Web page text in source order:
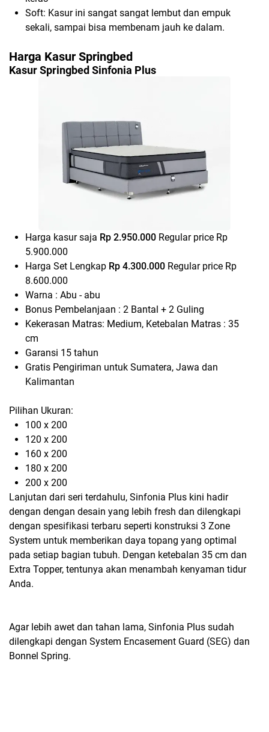
Soft: Kasur ini sangat sangat lembut dan empuk
sekali, sampai bisa membenam jauh ke dalam.
Harga Kasur Springbed
Kasur Springbed Sinfonia Plus
Harga kasur saja Rp 2.950.000 Regular price Rp
5.900.000
Harga Set Lengkap Rp 4.300.000 Regular price Rp
8.600.000
Warna : Abu - abu
Bonus Pembelanjaan : 2 Bantal + 2 Guling
Kekerasan Matras: Medium, Ketebalan Matras : 35
cm
Garansi 15 tahun
Gratis Pengiriman untuk Sumatera, Jawa dan
Kalimantan
Pilihan Ukuran:
100 x 200
120 x 200
160 x 200
180 x 200
200 x 200
Lanjutan dari seri terdahulu, Sinfonia Plus kini hadir
dengan dengan desain yang lebih fresh dan dilengkapi
dengan spesifikasi terbaru seperti konstruksi 3 Zone
System untuk memberikan daya topang yang optimal
pada setiap bagian tubuh. Dengan ketebalan 35 cm dan
Extra Topper, tentunya akan menambah kenyaman tidur
Anda.
Agar lebih awet dan tahan lama, Sinfonia Plus sudah
dilengkapi dengan System Encasement Guard (SEG) dan
Bonnel Spring.